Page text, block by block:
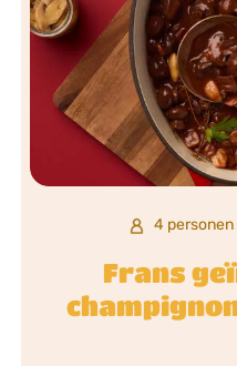
4 personen
Frans